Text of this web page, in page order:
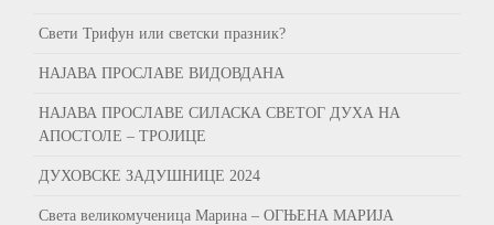
Свети Трифун или светски празник?
НАЈАВА ПРОСЛАВЕ ВИДОВДАНА
НАЈАВА ПРОСЛАВЕ СИЛАСКА СВЕТОГ ДУХА НА
АПОСТОЛЕ – ТРОЈИЦЕ
ДУХОВСКЕ ЗАДУШНИЦЕ 2024
Света великомученица Марина – ОГЊЕНА МАРИЈА